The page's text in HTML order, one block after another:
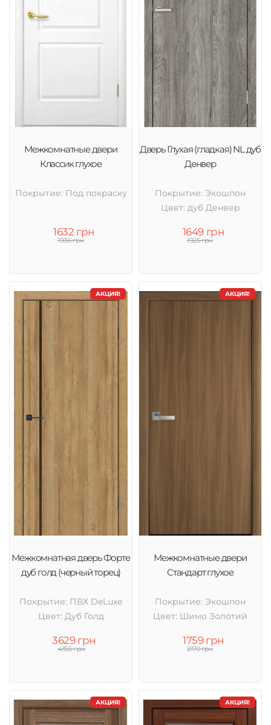
Межкомнатные двери
Классик глухое
Покрытие: Под покраску
1632 грн
1936 грн
Дверь Глухая (гладкая) NL дуб
Денвер
Покрытие: Экошпон
Цвет: дуб Денвер
1649 грн
1925 грн
АКЦИЯ!
Межкомнатная дверь Форте
дуб голд (черный торец)
Покрытие: ПВХ DeLuxe
Цвет: Дуб Голд
3629 грн
4356 грн
АКЦИЯ!
Межкомнатные двери
Стандарт глухое
Покрытие: Экошпон
Цвет: Шимо Золотий
1759 грн
2170 грн
АКЦИЯ! АКЦИЯ!